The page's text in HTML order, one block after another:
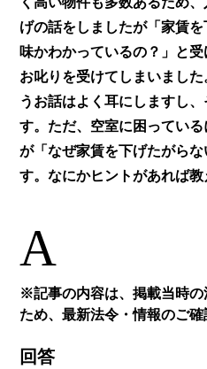
げの話をしましたが「家賃
味かわかっているの？」と
お叱りを受けてしまいまし
うお話はよく耳にしますし
す。ただ、空室に困ってい
が「なぜ家賃を下げたがら
す。なにかヒントがあれば教
A
※記事の内容は、掲載当時
ため、最新法令・情報のご確
回答